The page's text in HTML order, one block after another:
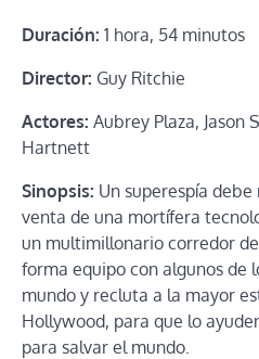
Duración: 1 hora, 54 minutos
Director: Guy Ritchie
Actores: Aubrey Plaza, Jason
Hartnett
Sinopsis: Un superespía
venta de una mortífera
un multimillonario corredor
forma equipo con algunos de
mundo y recluta a la mayor
Hollywood, para que lo
para salvar el mundo.